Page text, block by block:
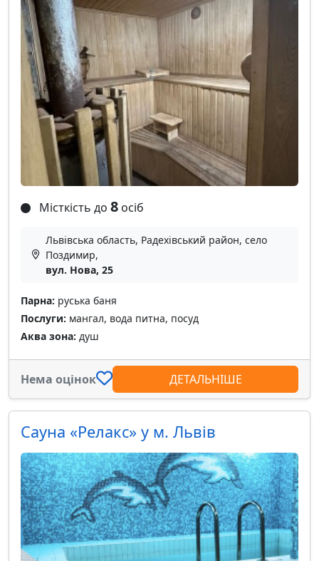
Місткість до 8 осіб
Львівська область, Радехівський район, село
Поздимир,
вул. Нова, 25
Парна: руська баня
Послуги: мангал, вода питна, посуд
Аква зона: душ
Нема оцінок ДЕТАЛЬНІШЕ
Сауна «Релакс» у м. Львів